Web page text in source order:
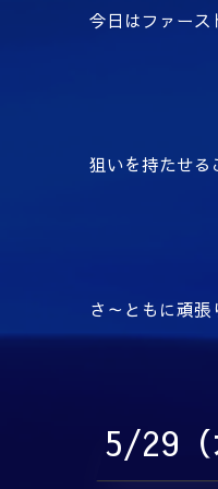
今日はファース
狙いを持たせる
さ～ともに頑張
5/29